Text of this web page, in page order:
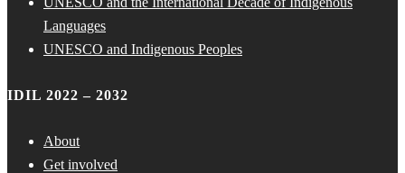
Languages
UNESCO and Indigenous Peoples
IDIL 2022 – 2032
About
Get involved